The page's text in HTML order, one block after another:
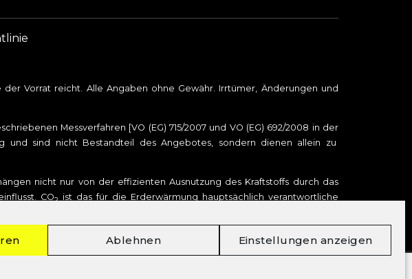
Ablehnen Einstellungen anzeigen
Vorrat reicht. Alle Angaben ohne Gewähr. Irrtümer, Änderungen und
Messverfahren [VO (EG) 715/2007 und VO (EG) 692/2008 in der
und sind nicht Bestandteil des Angebotes, sondern dienen allein zu
nicht nur von der effizienten Ausnutzung des Kraftstoffs durch das
CO2 ist das für die Erderwärmung hauptsächlich verantwortliche
werden, der bei uns oder unterwww.dat.deunentgeltlich erhältlich